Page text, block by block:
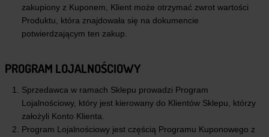
zakupiony z Kuponem, Klient może otrzymać zwrot wartości
Produktu, która znajdowała się na dokumencie
potwierdzającym ten zakup.
PROGRAM LOJALNOŚCIOWY
Sprzedawca w ramach Sklepu prowadzi Program
Lojalnościowy, który jest kierowany do Klientów Sklepu, którzy
założyli Konto Klienta.
Program Lojalnościowy jest częścią Programu Kuponowego z